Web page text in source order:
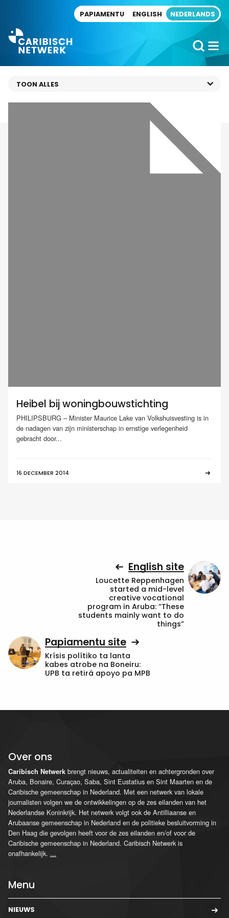
PAPIAMENTU ENGLISH NEDERLANDS
Heibel bij woningbouwstichting
PHILIPSBURG – Minister Maurice Lake van Volkshuisvesting is in
de nadagen van zijn ministerschap in ernstige verlegenheid
gebracht door...
16 DECEMBER 2014
English site
Loucette Reppenhagen
started a mid-level
creative vocational
program in Aruba: “These
students mainly want to do
things”
Papiamentu site
Krísis polítiko ta lanta
kabes atrobe na Boneiru:
UPB ta retirá apoyo pa MPB
Over ons
Caribisch Netwerk brengt nieuws, actualiteiten en achtergronden over
Aruba, Bonaire, Curaçao, Saba, Sint Eustatius en Sint Maarten en de
Caribische gemeenschap in Nederland. Met een netwerk van lokale
journalisten volgen we de ontwikkelingen op de zes eilanden van het
Nederlandse Koninkrijk. Het netwerk volgt ook de Antilliaanse en
Arubaanse gemeenschap in Nederland en de politieke besluitvorming in
Den Haag die gevolgen heeft voor de zes eilanden en/of voor de
Caribische gemeenschap in Nederland. Caribisch Netwerk is
onafhankelijk. ...
Menu
NIEUWS